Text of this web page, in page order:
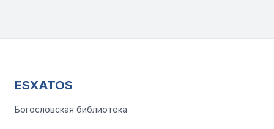
ESXATOS
Богословская библиотека